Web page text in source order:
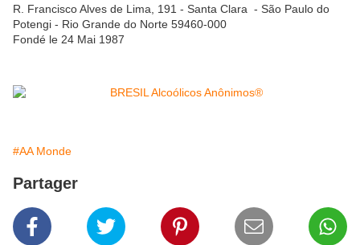
R. Francisco Alves de Lima, 191 - Santa Clara - São Paulo do
Potengi - Rio Grande do Norte 59460-000
Fondé le 24 Mai 1987
#AA Monde
Partager